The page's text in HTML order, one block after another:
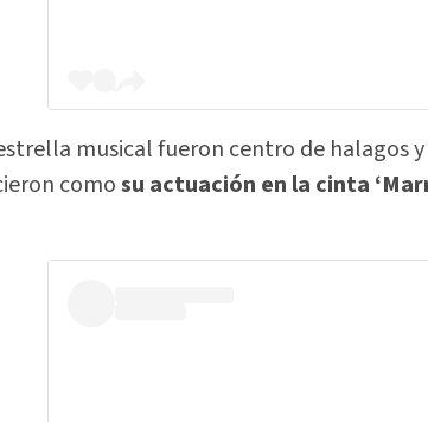
musical fueron centro de halagos
comosu actuación en la cinta